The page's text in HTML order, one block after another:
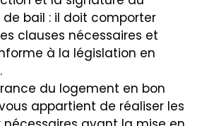
bail : il doit comporter
clauses nécessaires et
à la législation en
du logement en bon
appartient de réaliser les